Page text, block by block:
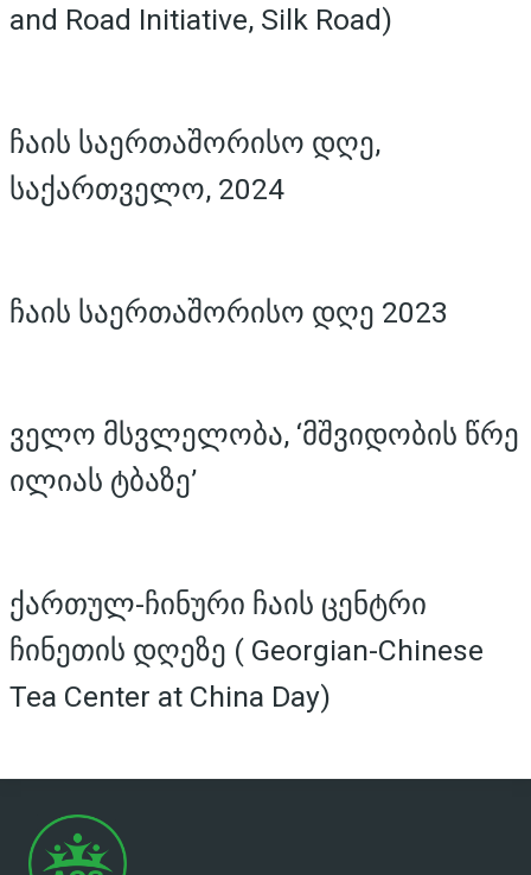
and Road Initiative, Silk Road)
ჩაის საერთაშორისო დღე,
საქართველო, 2024
ჩაის საერთაშორისო დღე 2023
ველო მსვლელობა, ‘მშვიდობის წრე
ილიას ტბაზე’
ქართულ-ჩინური ჩაის ცენტრი
ჩინეთის დღეზე ( Georgian-Chinese
Tea Center at China Day)